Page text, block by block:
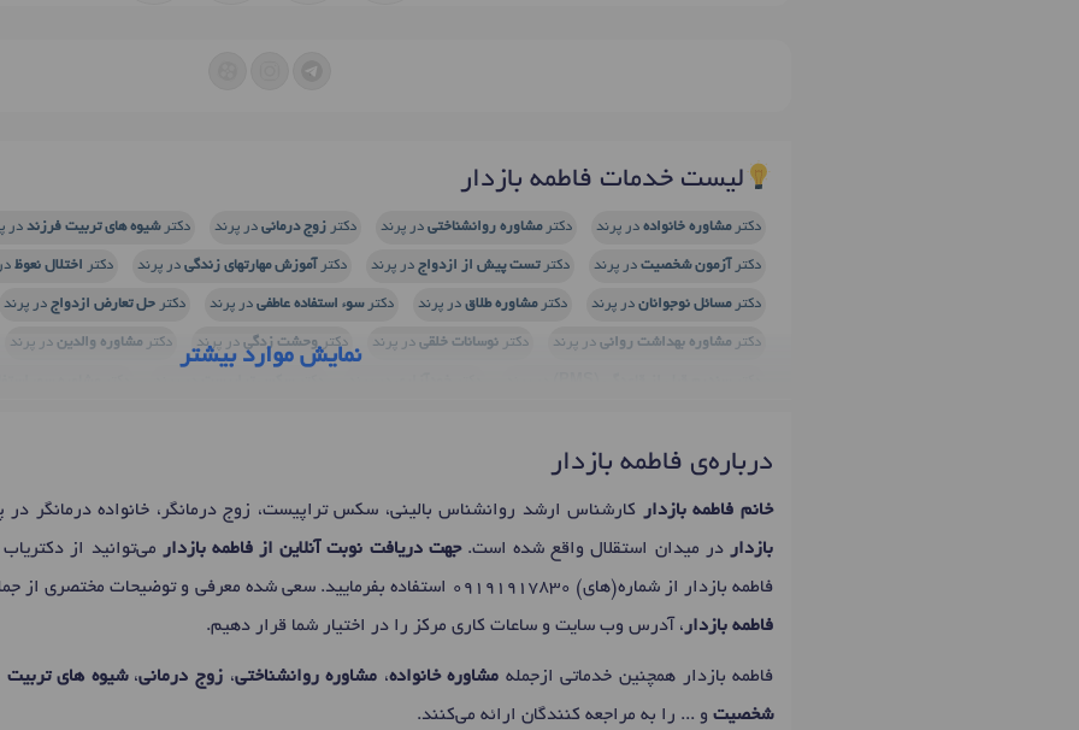
لیست خدمات فاطمه بازدار
دکترمشاوره خانواده در پرند دکترمشاوره روانشناختی در پرند دکتر زوج درمانی در پرند دکترشیوه های تربیت فرزند در
دکتر آزمون شخصیت در پرند دکترتست پیش از ازدواج در پرند دکتر آموزش مهارتهای زندگی در پرند دکتر اختلال نعوظ
دکترمسائل نوجوانان در پرند دکترمشاوره طلاق در پرند دکترسوء استفاده عاطفی در پرند دکتر حل تعارض ازدواج در پرند
دکتر مشاوره بهداشت روانی در پرند دکتر نوسانات خلقی در پرند دکتروحشت زدگی در پرند دکتر مشاوره والدین در پرند
دکترمشاوره اعتیاددر پرند دکتر
اختلالات جنسی ترانس
نمایش موارد بیشتر
درباره‌ی فاطمه بازدار
خانم فاطمه بازدار
کارشناس ارشد روانشناس بالینی، سکس تراپیست، زوج درمانگر، خانواده درمانگر
بازدار در میدان استقلال واقع شده است.جهت دریافت نوبت آنلاین از فاطمه بازدار
می‌توانید از
فاطمه بازدار از شماره(های) 09191917830 استفاده بفرمایید. سعی شده معرفی و توضیحات مختصری از
فاطمه بازدار ، آدرس وب سایت و ساعات کاری مرکز را در اختیار شما قرار دهیم.
فاطمه بازدار همچنین خدماتی ازجمله مشاوره خانواده، مشاوره روانشناختی، زوج درمانی،شیوه های تربیت
شخصیت و ... را به مراجعه کنندگان ارائه می‌کنند.